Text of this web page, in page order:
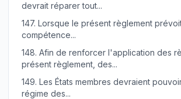
devrait réparer tout...
147. Lorsque le présent règlement
compétence...
148. Afin de renforcer l'application des
présent règlement, des...
149. Les États membres devraient
régime des...